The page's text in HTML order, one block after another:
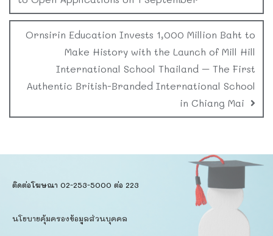
Ornsirin Education Invests 1,000 Million Baht to
Make History with the Launch of Mill Hill
International School Thailand – The First
Authentic British-Branded International School
in Chiang Mai
ติดต่อโฆษณา 02-253-5000​ ต่อ 223
นโยบายคุ้มครองข้อมูลส่วนบุคคล​